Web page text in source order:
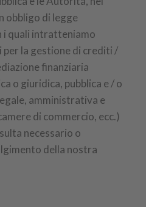
obbligo di legge
quali intratteniamo
la gestione di crediti /
finanziaria
o giuridica, pubblica e / o
amministrativa e
di commercio, ecc.)
necessario o
della nostra